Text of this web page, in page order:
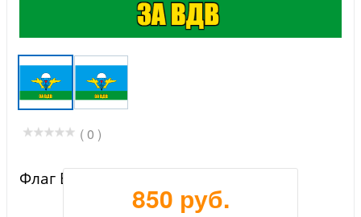
( 0 )
Флаг ВДВ за ВДВ
850 руб.